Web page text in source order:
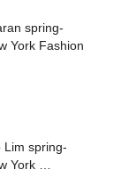
spring-
York Fashion
Lim spring-
York …